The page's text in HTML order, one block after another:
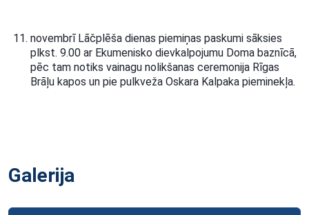
novembrī Lāčplēša dienas piemiņas paskumi sāksies
plkst. 9.00 ar Ekumenisko dievkalpojumu Doma baznīcā,
pēc tam notiks vainagu nolikšanas ceremonija Rīgas
Brāļu kapos un pie pulkveža Oskara Kalpaka pieminekļa.
Galerija